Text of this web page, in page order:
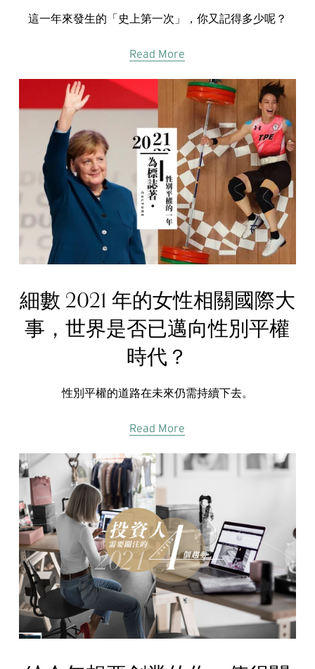
這一年來發生的「史上第一次」，你又記得多少呢？
Read More
細數 2021 年的女性相關國際大
事，世界是否已邁向性別平權
時代？
性別平權的道路在未來仍需持續下去。
Read More